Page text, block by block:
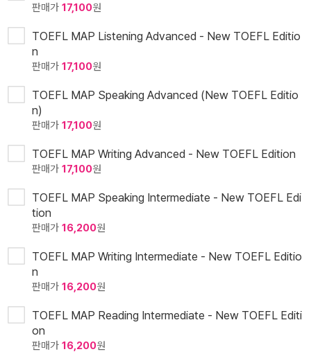
판매가 17,100원
TOEFL MAP Listening Advanced - New TOEFL Editio
n
판매가 17,100원
TOEFL MAP Speaking Advanced (New TOEFL Editio
n)
판매가 17,100원
TOEFL MAP Writing Advanced - New TOEFL Edition
판매가 17,100원
TOEFL MAP Speaking Intermediate - New TOEFL Edi
tion
판매가 16,200원
TOEFL MAP Writing Intermediate - New TOEFL Editio
n
판매가 16,200원
TOEFL MAP Reading Intermediate - New TOEFL Editi
on
판매가 16,200원